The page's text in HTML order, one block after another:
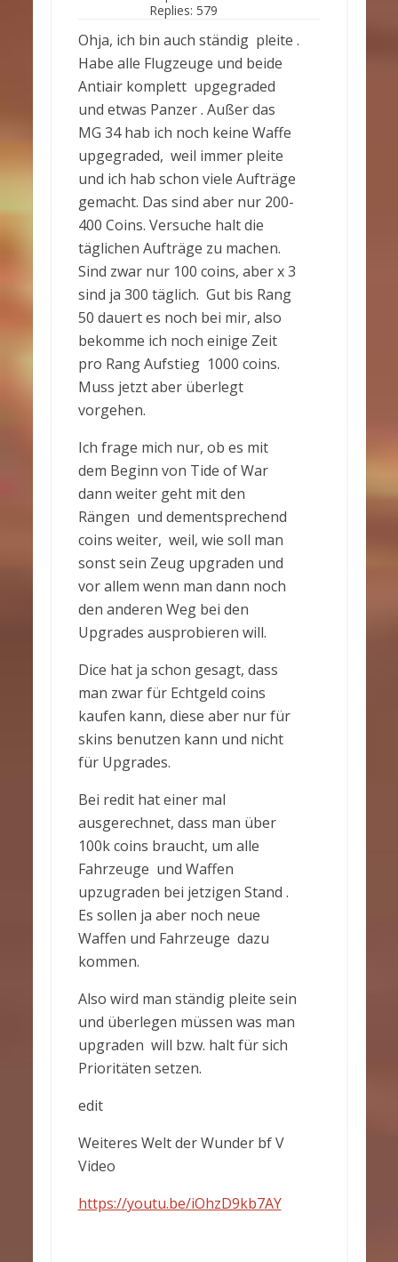
Replies: 579
Ohja, ich bin auch ständig pleite .
Habe alle Flugzeuge und beide
Antiair komplett upgegraded
und etwas Panzer . Außer das
MG 34 hab ich noch keine Waffe
upgegraded, weil immer pleite
und ich hab schon viele Aufträge
gemacht. Das sind aber nur 200-
400 Coins. Versuche halt die
täglichen Aufträge zu machen.
Sind zwar nur 100 coins, aber x 3
sind ja 300 täglich. Gut bis Rang
50 dauert es noch bei mir, also
bekomme ich noch einige Zeit
pro Rang Aufstieg 1000 coins.
Muss jetzt aber überlegt
vorgehen.
Ich frage mich nur, ob es mit
dem Beginn von Tide of War
dann weiter geht mit den
Rängen und dementsprechend
coins weiter, weil, wie soll man
sonst sein Zeug upgraden und
vor allem wenn man dann noch
den anderen Weg bei den
Upgrades ausprobieren will.
Dice hat ja schon gesagt, dass
man zwar für Echtgeld coins
kaufen kann, diese aber nur für
skins benutzen kann und nicht
für Upgrades.
Bei redit hat einer mal
ausgerechnet, dass man über
100k coins braucht, um alle
Fahrzeuge und Waffen
upzugraden bei jetzigen Stand .
Es sollen ja aber noch neue
Waffen und Fahrzeuge dazu
kommen.
Also wird man ständig pleite sein
und überlegen müssen was man
upgraden will bzw. halt für sich
Prioritäten setzen.
edit
Weiteres Welt der Wunder bf V
Video
https://youtu.be/iOhzD9kb7AY